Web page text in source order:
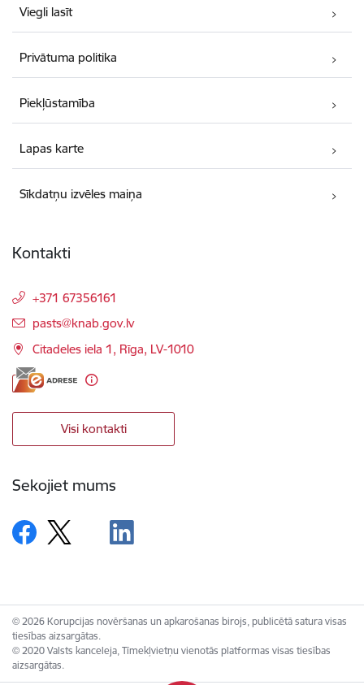
Viegli lasīt
Privātuma politika
Piekļūstamība
Lapas karte
Sīkdatņu izvēles maiņa
Kontakti
+371 67356161
E-pasts:
pasts@knab.gov.lv
Citadeles iela 1, Rīga, LV-1010
Visi kontakti
Sekojiet mums
© 2026 Korupcijas novēršanas un apkarošanas birojs, publicētā satura visas
tiesības aizsargātas.
© 2020 Valsts kanceleja, Tīmekļvietņu vienotās platformas visas tiesības
aizsargātas.